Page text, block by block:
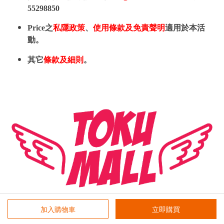
加入購物車 立即購買
55298850
Price之私隱政策、 使用條款及免責聲明適用於本活
動。
其它條款及細則 。